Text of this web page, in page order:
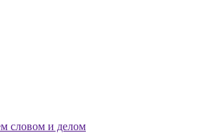
словом и делом